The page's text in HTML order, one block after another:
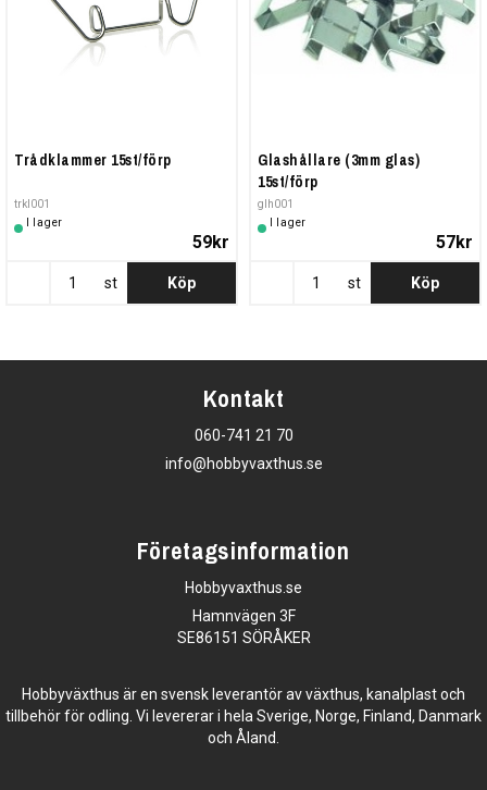
Trådklammer 15st/förp
trkl001
I lager
59kr
st Köp
Glashållare (3mm glas)
15st/förp
glh001
I lager
57kr
st Köp
Kontakt
060-741 21 70
info@hobbyvaxthus.se
Företagsinformation
Hobbyvaxthus.se
Hamnvägen 3F
SE86151 SÖRÅKER
Hobbyväxthus är en svensk leverantör av växthus, kanalplast och
tillbehör för odling. Vi levererar i hela Sverige, Norge, Finland, Danmark
och Åland.